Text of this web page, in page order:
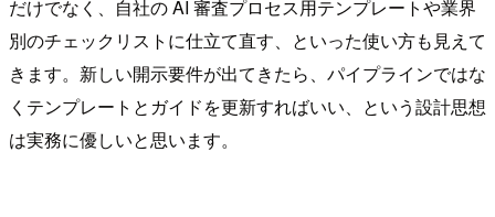
だけでなく、自社の AI 審査プロセス用テンプレートや業界
別のチェックリストに仕立て直す、といった使い方も見えて
きます。新しい開示要件が出てきたら、パイプラインではな
くテンプレートとガイドを更新すればいい、という設計思想
は実務に優しいと思います。